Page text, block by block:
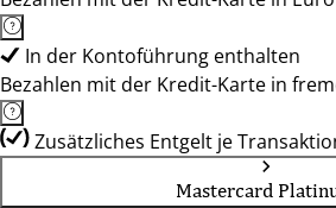
In der Kontoführung enthalten
Bezahlen mit der Kredit-Karte in
Zusätzliches Entgelt je
Mastercard